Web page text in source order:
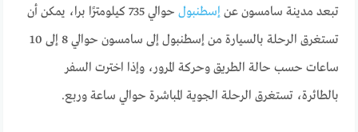
تبعد مدينة سامسون عن إسطنبول
حوالي 735 كيلومترًا برا، يمكن أن
تستغرق الرحلة بالسيارة من إسطنبول إلى سامسون حوالي 8 إلى 10
ساعات حسب حالة الطريق وحركة المرور، وإذا اخترت السفر
بالطائرة، تستغرق الرحلة الجوية المباشرة حوالي ساعة وربع.